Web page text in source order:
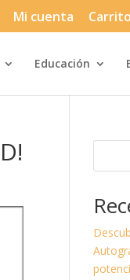
Mi cuenta
Educación
|